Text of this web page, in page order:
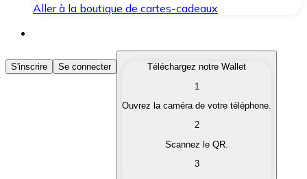
Aller à la boutique de cartes-cadeaux
Acheter des Cryptomonnaies
Achetez les cryptomonnaies qui vous intéressent
Convertissez vos cryptomonnaies en monnaie
S'inscrire Se connecter
Téléchargez notre Wallet
1
Ouvrez la caméra de votre téléphone.
2
Scannez le QR.
3